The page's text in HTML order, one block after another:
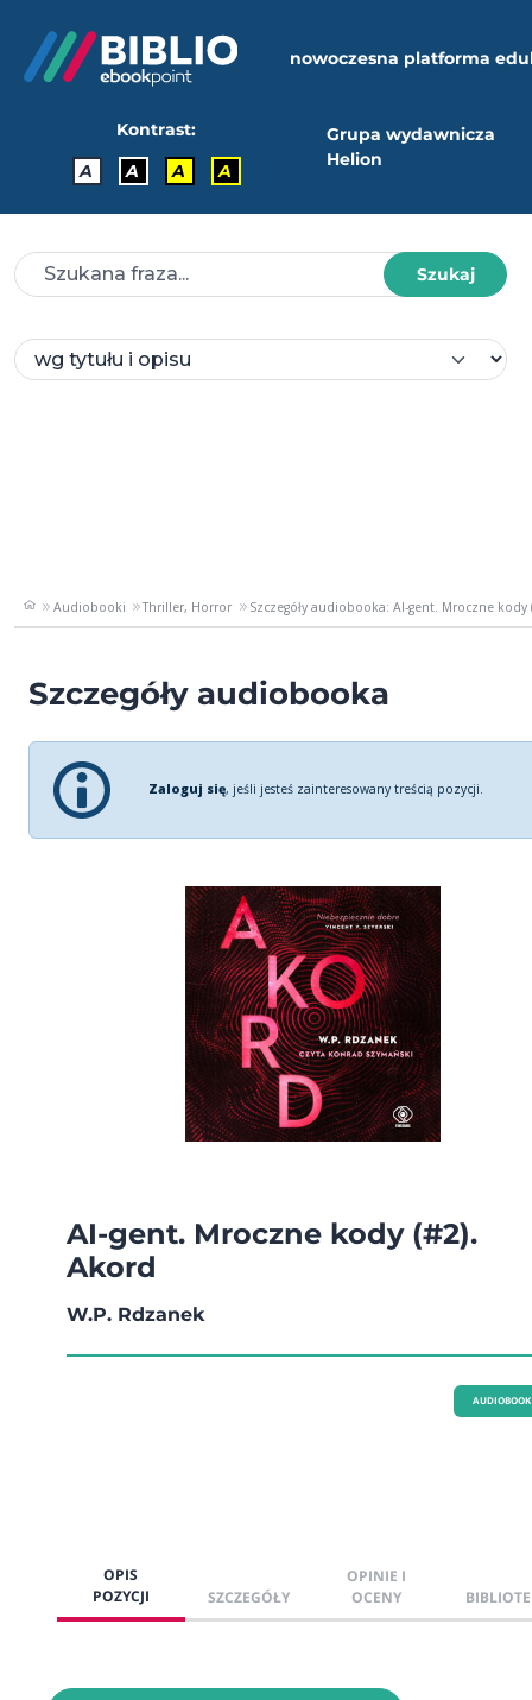
nowoczesna platforma
Kontrast:
A
A A A
Grupa wydawnicza
Helion
Szukaj
Audiobooki Thriller, Horror Szczegóły audiobooka: AI-gent. Mroczne kody
Szczegóły audiobooka
Zaloguj się, jeśli jesteś zainteresowany treścią pozycji.
AI-gent. Mroczne kody (#2).
Akord
W.P. Rdzanek
AUDIOBOOK
OPIS
POZYCJI
SZCZEGÓŁY
OPINIE I
OCENY